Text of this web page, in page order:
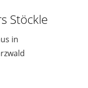
Stöckle
in